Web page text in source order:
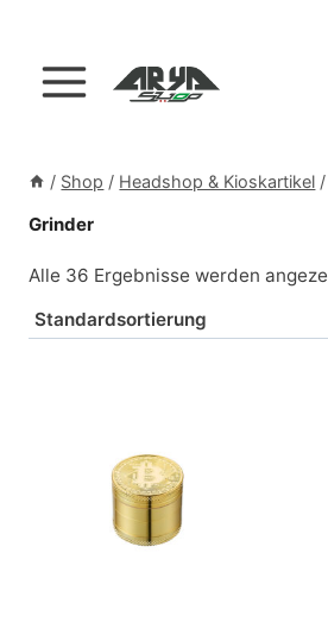
springen
/ Shop / Headshop & Kioskartikel /
Grinder
Alle 36 Ergebnisse werden